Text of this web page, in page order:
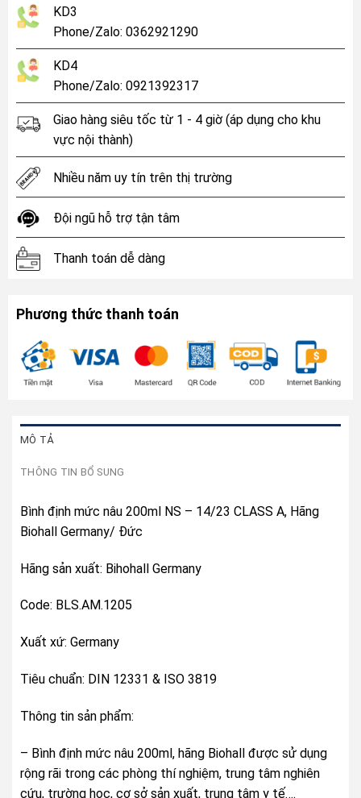
KD3
Phone/Zalo: 0362921290
KD4
Phone/Zalo: 0921392317
Giao hàng siêu tốc từ 1 - 4 giờ (áp dụng cho khu
vực nội thành)
Nhiều năm uy tín trên thị trường
Đội ngũ hỗ trợ tận tâm
Thanh toán dễ dàng
Phương thức thanh toán
MÔ TẢ
THÔNG TIN BỔ SUNG
Bình định mức nâu 200ml NS – 14/23 CLASS A, Hãng
Biohall Germany/ Đức
Hãng sản xuất: Bihohall Germany
Code: BLS.AM.1205
Xuất xứ: Germany
Tiêu chuẩn: DIN 12331 & ISO 3819
Thông tin sản phẩm:
– Bình định mức nâu 200ml, hãng Biohall được sử dụng
rộng rãi trong các phòng thí nghiệm, trung tâm nghiên
cứu, trường học, cơ sở sản xuất, trung tâm y tế….